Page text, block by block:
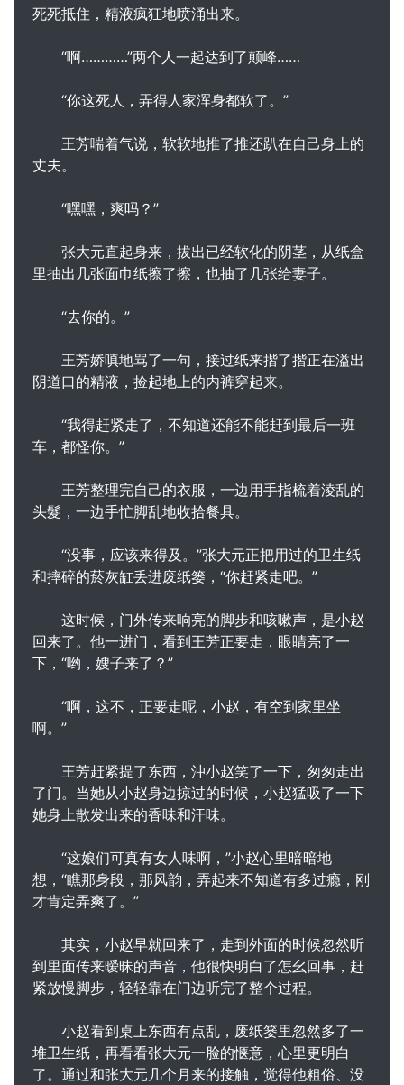
死死抵住，精液疯狂地喷涌出来。
“啊…………”两个人一起达到了颠峰……
“你这死人，弄得人家浑身都软了。”
王芳喘着气说，软软地推了推还趴在自己身上的
丈夫。
“嘿嘿，爽吗？”
张大元直起身来，拔出已经软化的阴茎，从纸盒
里抽出几张面巾纸擦了擦，也抽了几张给妻子。
“去你的。”
王芳娇嗔地骂了一句，接过纸来揩了揩正在溢出
阴道口的精液，捡起地上的内裤穿起来。
“我得赶紧走了，不知道还能不能赶到最后一班
车，都怪你。”
王芳整理完自己的衣服，一边用手指梳着淩乱的
头髮，一边手忙脚乱地收拾餐具。
“没事，应该来得及。”张大元正把用过的卫生纸
和摔碎的菸灰缸丢进废纸篓，“你赶紧走吧。”
这时候，门外传来响亮的脚步和咳嗽声，是小赵
回来了。他一进门，看到王芳正要走，眼睛亮了一
下，“哟，嫂子来了？”
“啊，这不，正要走呢，小赵，有空到家里坐
啊。”
王芳赶紧提了东西，沖小赵笑了一下，匆匆走出
了门。当她从小赵身边掠过的时候，小赵猛吸了一下
她身上散发出来的香味和汗味。
“这娘们可真有女人味啊，”小赵心里暗暗地
想，“瞧那身段，那风韵，弄起来不知道有多过瘾，刚
才肯定弄爽了。”
其实，小赵早就回来了，走到外面的时候忽然听
到里面传来暧昧的声音，他很快明白了怎幺回事，赶
紧放慢脚步，轻轻靠在门边听完了整个过程。
小赵看到桌上东西有点乱，废纸篓里忽然多了一
堆卫生纸，再看看张大元一脸的惬意，心里更明白
了。通过和张大元几个月来的接触，觉得他粗俗、没